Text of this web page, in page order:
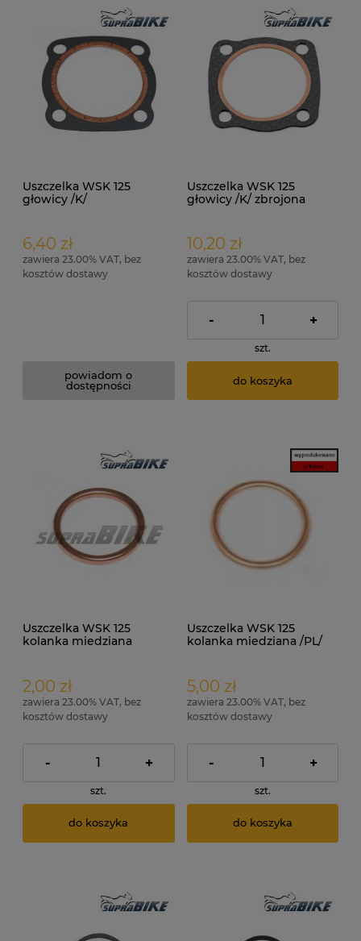
Uszczelka WSK 125
głowicy /K/
6,40 zł
zawiera 23.00% VAT, bez
kosztów dostawy
powiadom o
dostępności
Uszczelka WSK 125
głowicy /K/ zbrojona
10,20 zł
zawiera 23.00% VAT, bez
kosztów dostawy
- +
szt.
do koszyka
Uszczelka WSK 125
kolanka miedziana
2,00 zł
zawiera 23.00% VAT, bez
kosztów dostawy
- +
szt.
do koszyka
Uszczelka WSK 125
kolanka miedziana /PL/
5,00 zł
zawiera 23.00% VAT, bez
kosztów dostawy
- +
szt.
do koszyka